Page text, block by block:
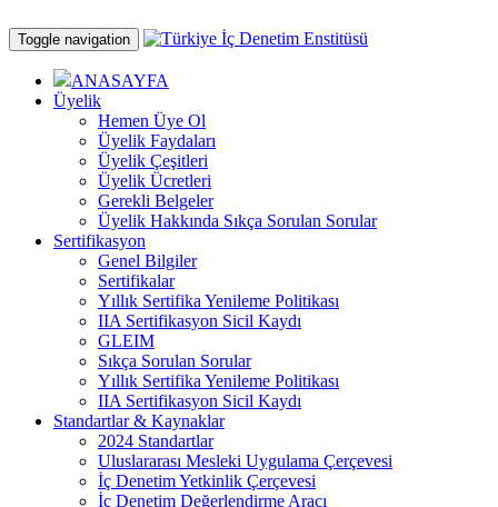
Toggle navigation
ANASAYFA
Üyelik
Hemen Üye Ol
Üyelik Faydaları
Üyelik Çeşitleri
Üyelik Ücretleri
Gerekli Belgeler
Üyelik Hakkında Sıkça Sorulan Sorular
Sertifikasyon
Genel Bilgiler
Sertifikalar
Yıllık Sertifika Yenileme Politikası
IIA Sertifikasyon Sicil Kaydı
GLEIM
Sıkça Sorulan Sorular
Yıllık Sertifika Yenileme Politikası
IIA Sertifikasyon Sicil Kaydı
Standartlar & Kaynaklar
2024 Standartlar
Uluslararası Mesleki Uygulama Çerçevesi
İç Denetim Yetkinlik Çerçevesi
İç Denetim Değerlendirme Aracı